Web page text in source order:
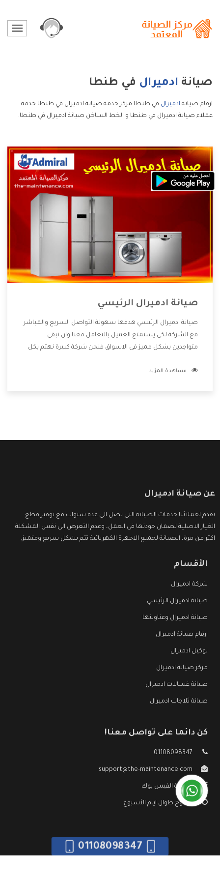
صيانة ادميرال في طنطا
ارقام صيانة ادميرال في طنطا مركز خدمة صيانة ادميرال في طنطا خدمة
عملاء صيانة ادميرال في طنطا و الخط الساخن صيانة ادميرال في طنطا.
صيانة ادميرال الرئيسي
صيانة ادميرال الرئيسي هدفها سهولة التواصل السريع والمباشر
مع الشركة لكى يستمتع العميل بالتعامل معنا وان نبقى
متواجدين بشكل مميز فى الاسواق فنحن شركة كبيرة نهتم بكل
الشركة بها والتى تكون منها خدمة الصيانة التى تكون من أهم
مشاهدة المزيد
عن صيانة ادميرال
نقدم لعملائنا خدمات الصيانة التى تصل الى عدة سنوات مع توفير قطع
الغيار الاصلية لضمان جودتها فى العمل، وعدم التعرض الى نفس المشكلة
اكثر من مرة، الصيانة لجميع الاجهزة الكهربائية تتم بشكل سريع ومتميز.
الأقسام
شركة ادميرال
صيانة ادميرال الرئيسي
صيانة ادميرال وعناوينها
ارقام صيانة ادميرال
توكيل ادميرال
مركز صيانة ادميرال
صيانة غسالات ادميرال
صيانة ثلاجات ادميرال
كن دائما على تواصل معنا!
01108098347
support@the-maintenance.com
صفحة الفيس بوك
مفتوح طوال ايام الأسبوع
01108098347